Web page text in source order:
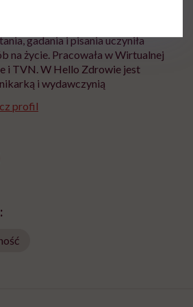
gadania i pisania uczyniła
na życie. Pracowała w Wirtualnej
i TVN. W Hello Zdrowie jest
i wydawczynią
profil